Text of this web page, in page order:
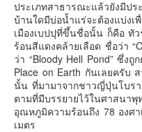
ประเภทสาธารณะแล้วยังมีป
บ้านใดมีบ่อน้ำแร่จะต้องแบ่งเ
เมืองเบปปุที่ขึ้นชื่อนั้น ก็คือ ทั
ร้อนสีแดงคล้ายเลือด ชื่อว่า
ว่า “Bloody Hell Pond” ซึ่ง
Place on Earth กันเลยครับ
นั้น ที่มามาจากชาวญี่ปุ่นโบร
ตามที่มีบรรยายไว้ในศาสนา
อุณหภูมิความร้อนถึง 78 องศ
เมตร